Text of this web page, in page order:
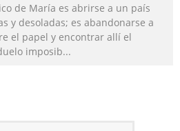
de María es abrirse a un país
y desoladas; es abandonarse a
el papel y encontrar allí el
imposib...